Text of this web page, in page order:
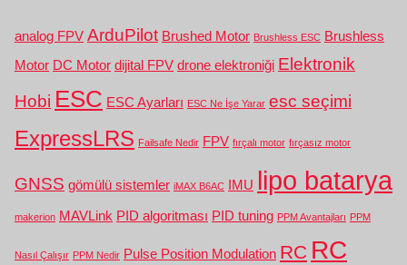
analog FPV ArduPilot Brushed Motor Brushless ESC Brushless
Motor DC Motor dijital FPV drone elektroniği Elektronik
Hobi ESC ESC Ayarları ESC Ne İşe Yarar esc seçimi
ExpressLRS Failsafe Nedir FPV fırçalı motor fırçasız motor
GNSS gömülü sistemler iMAX B6AC IMU lipo batarya
makerion MAVLink PID algoritması PID tuning PPM Avantajları PPM
Nasıl Çalışır PPM Nedir Pulse Position Modulation RC RC